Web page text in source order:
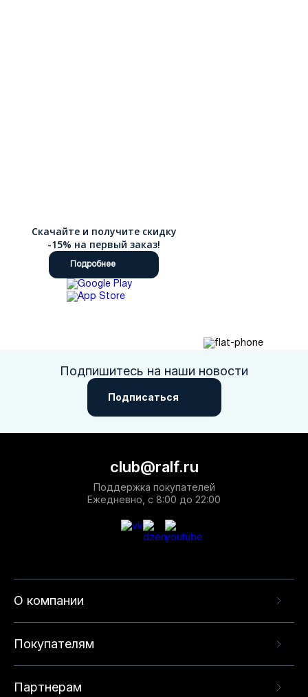
Скачайте и получите скидку
-15% на первый заказ!
Подробнее
Подпишитесь на наши новости
Подписаться
О компании
Покупателям
Партнерам
club@ralf.ru
Поддержка покупателей
Ежедневно, с 8:00 до 22:00